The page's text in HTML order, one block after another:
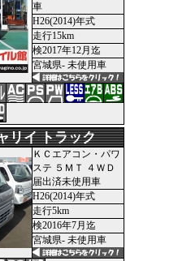
車
H26(2014)年式
走行15km
検2017年12月迄
宮城県- 未使用車
リイ トラック
ＫＣエアコン・パワ
ステ ５ＭＴ ４ＷＤ
届出済未使用車
H26(2014)年式
走行5km
検2016年7月迄
宮城県- 未使用車